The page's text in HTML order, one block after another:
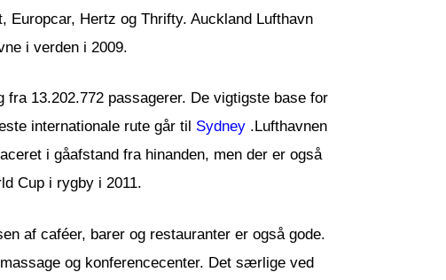
Europcar, Hertz og Thrifty. Auckland Lufthavn
i verden i 2009.
13.202.772 passagerer. De vigtigste base for
internationale rute går til Sydney .Lufthavnen
i gåafstand fra hinanden, men der er også
Cup i rygby i 2011.
af caféer, barer og restauranter er også gode.
og konferencecenter. Det særlige ved